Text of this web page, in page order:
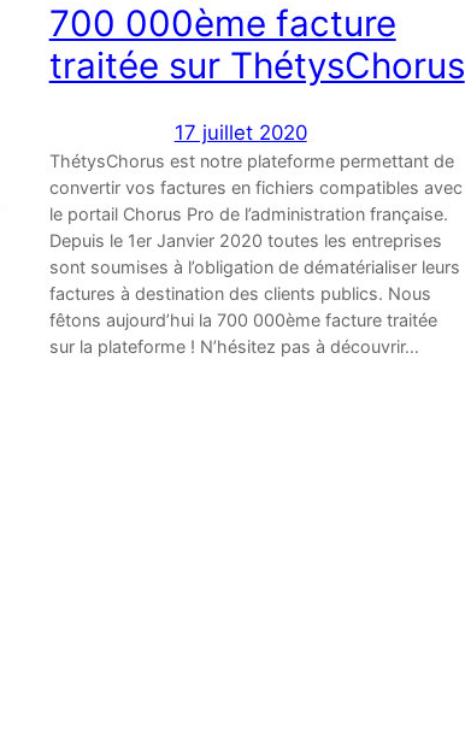
700 000ème facture
traitée sur ThétysChorus
17 juillet 2020
ThétysChorus est notre plateforme permettant de
convertir vos factures en fichiers compatibles avec
le portail Chorus Pro de l’administration française.
Depuis le 1er Janvier 2020 toutes les entreprises
sont soumises à l’obligation de dématérialiser leurs
factures à destination des clients publics. Nous
fêtons aujourd’hui la 700 000ème facture traitée
sur la plateforme ! N’hésitez pas à découvrir…